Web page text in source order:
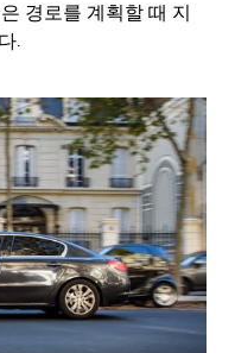
경로를 계획할 때 지
.